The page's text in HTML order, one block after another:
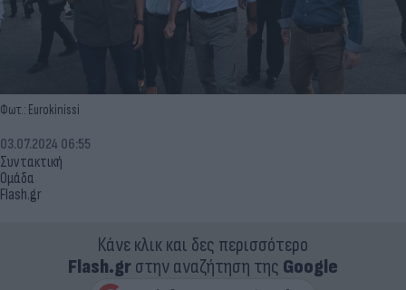
Φωτ.: Eurokinissi
Συντακτική
Ομάδα
Flash.gr
03.07.2024 06:55
Κάνε κλικ και δες περισσότερο
Flash.grστην αναζήτηση της Google